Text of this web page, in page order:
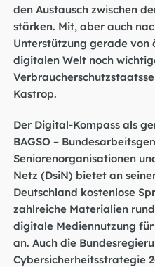
den Austausch zwischen
stärken. Mit, aber auch
Unterstützung gerade von
digitalen Welt noch
Kastrop.
Der Digital-Kompass als
BAGSO –
Seniorenorganisationen
Netz (DsiN) bietet an
Deutschland kostenlose
zahlreiche Materialien
digitale Mediennutzung
an. Auch die
Cybersicherheitsstrategie